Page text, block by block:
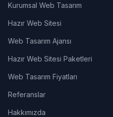
Kurumsal Web Tasarım
Hazır Web Sitesi
Web Tasarım Ajansı
Hazır Web Sitesi Paketleri
Web Tasarım Fiyatları
Referanslar
Hakkımızda